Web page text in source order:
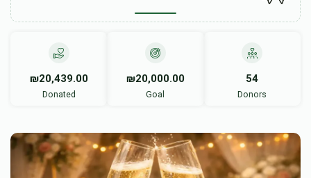
₪20,439.00
Donated
₪20,000.00
Goal
54
Donors